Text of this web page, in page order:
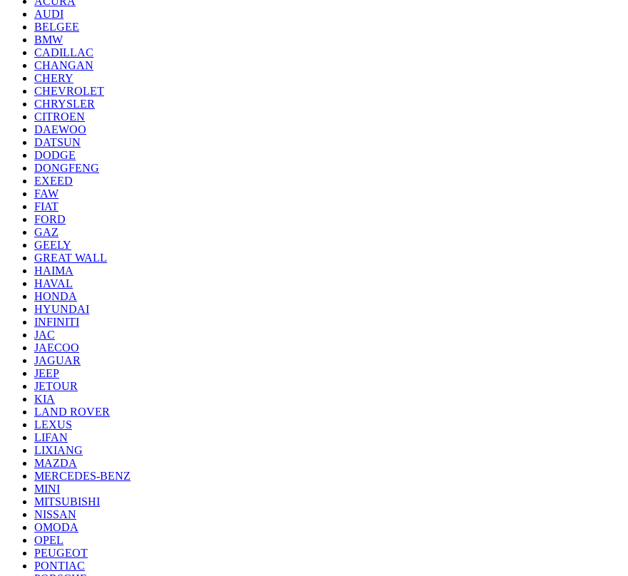
AUDI
BELGEE
BMW
CADILLAC
CHANGAN
CHERY
CHEVROLET
CHRYSLER
CITROEN
DAEWOO
DATSUN
DODGE
DONGFENG
EXEED
FAW
FIAT
FORD
GAZ
GEELY
GREAT WALL
HAIMA
HAVAL
HONDA
HYUNDAI
INFINITI
JAC
JAECOO
JAGUAR
JEEP
JETOUR
KIA
LAND ROVER
LEXUS
LIFAN
LIXIANG
MAZDA
MERCEDES-BENZ
MINI
MITSUBISHI
NISSAN
OMODA
OPEL
PEUGEOT
PONTIAC